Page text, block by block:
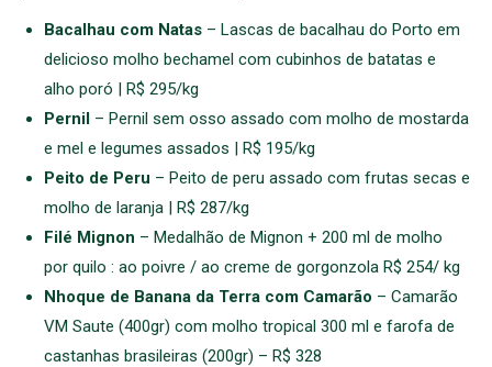
Bacalhau com Natas – Lascas de bacalhau do Porto em
delicioso molho bechamel com cubinhos de batatas e
alho poró | R$ 295/kg
Pernil – Pernil sem osso assado com molho de mostarda
e mel e legumes assados | R$ 195/kg
Peito de Peru – Peito de peru assado com frutas secas e
molho de laranja | R$ 287/kg
Filé Mignon – Medalhão de Mignon + 200 ml de molho
por quilo : ao poivre / ao creme de gorgonzola R$ 254/ kg
Nhoque de Banana da Terra com Camarão – Camarão
VM Saute (400gr) com molho tropical 300 ml e farofa de
castanhas brasileiras (200gr) – R$ 328